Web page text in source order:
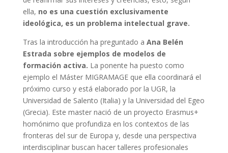
ella, no es una cuestión exclusivamente
ideológica, es un problema intelectual grave.
Tras la introducción ha preguntado a Ana Belén
Estrada sobre ejemplos de modelos de
formación activa. La ponente ha puesto como
ejemplo el Máster MIGRAMAGE que ella coordinará el
próximo curso y está elaborado por la UGR, la
Universidad de Salento (Italia) y la Universidad del Egeo
(Grecia). Este master nació de un proyecto Erasmus+
homónimo que profundiza en los contextos de las
fronteras del sur de Europa y, desde una perspectiva
interdisciplinar buscan hacer talleres profesionales